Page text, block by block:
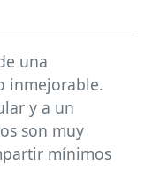
una
inmejorable.
y a un
son muy
mínimos